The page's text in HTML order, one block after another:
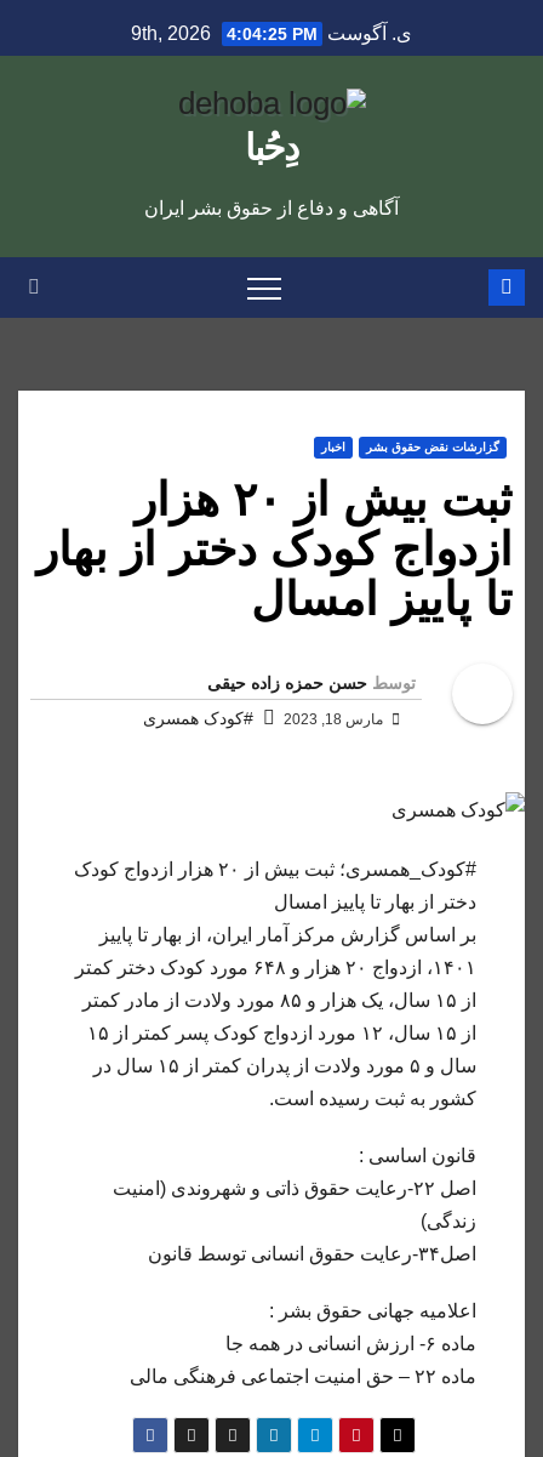
to
ی. آگوست 9th, 2026 4:04:26 PM
دِحُبا
آگاهی و دفاع از حقوق بشر ایران
گزارشات نقض حقوق بشر اخبار
ثبت بیش از ۲۰ هزار
ازدواج کودک دختر از بهار
تا پاییز امسال
توسط حسن حمزه زاده حیقی
مارس 18, 2023 #کودک همسری
#کودک_همسری؛ ثبت بیش از ۲۰ هزار ازدواج کودک
دختر از بهار تا پاییز امسال
بر‌ اساس گزارش مرکز آمار ایران، از بهار تا پاییز
۱۴۰۱، ازدواج ۲۰ هزار و ۶۴۸ مورد کودک دختر کمتر
از ۱۵ سال، یک هزار و ۸۵ مورد ولادت از مادر کمتر
از ۱۵ سال،
۱۲ مورد ازدواج کودک پسر کمتر از ۱۵
سال و ۵ مورد ولادت از پدران کمتر از ۱۵ سال در
کشور به ثبت رسیده است.
قانون اساسی :
اصل ۲۲-رعایت حقوق ذاتی و شهروندی (امنیت
زندگی)
اصل۳۴-رعایت حقوق انسانی توسط قانون
اعلامیه جهانی حقوق بشر :
ماده ۶- ارزش انسانی در همه جا
ماده ٢٢ – حق امنیت اجتماعی فرهنگی مالی